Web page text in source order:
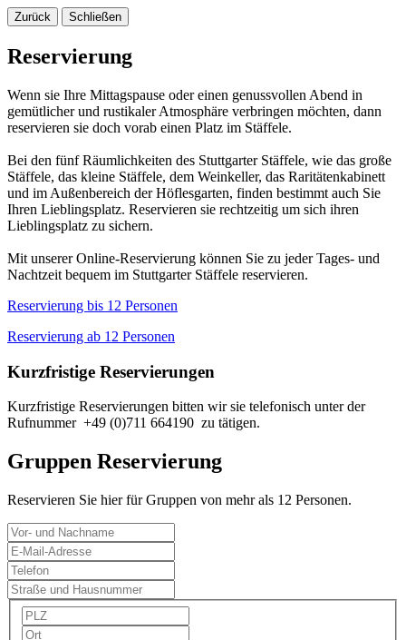
Zurück Schließen
Reservierung
Wenn sie Ihre Mittagspause oder einen genussvollen Abend in
gemütlicher und rustikaler Atmosphäre verbringen möchten, dann
reservieren sie doch vorab einen Platz im Stäffele.
Bei den fünf Räumlichkeiten des Stuttgarter Stäffele, wie das große
Stäffele, das kleine Stäffele, dem Weinkeller, das Raritätenkabinett
und im Außenbereich der Höflesgarten, finden bestimmt auch Sie
Ihren Lieblingsplatz. Reservieren sie rechtzeitig um sich ihren
Lieblingsplatz zu sichern.
Mit unserer Online-Reservierung können Sie zu jeder Tages- und
Nachtzeit bequem im Stuttgarter Stäffele reservieren.
Reservierung bis 12 Personen
Reservierung ab 12 Personen
Kurzfristige Reservierungen
Kurzfristige Reservierungen bitten wir sie telefonisch unter der
Rufnummer +49 (0)711 664190 zu tätigen.
Gruppen Reservierung
Reservieren Sie hier für Gruppen von mehr als 12 Personen.